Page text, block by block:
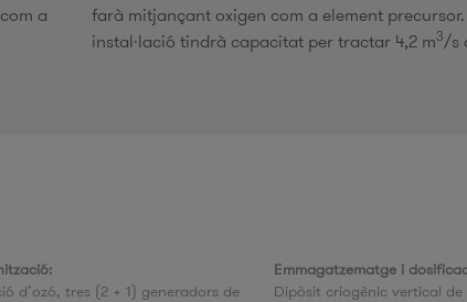
a
farà mitjançant oxigen com a element precursor.
instal·lació tindrà capacitat per tractar 4,2 m3/s
d’ozó, tres (2 + 1) generadors de
Emmagatzematge i
Dipòsit criogènic vertical de